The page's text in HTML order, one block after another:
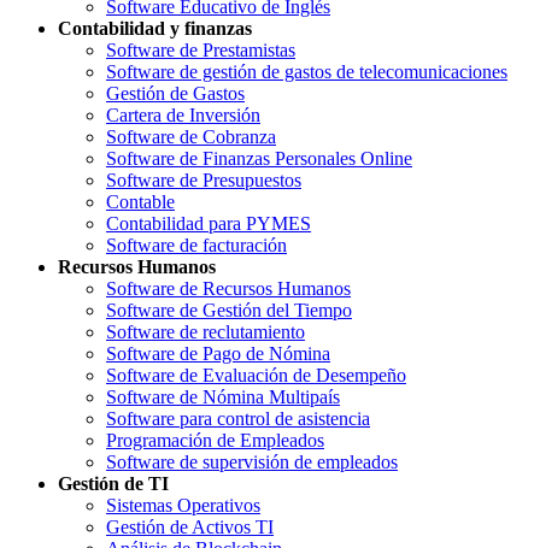
Software Educativo de Inglés
Contabilidad y finanzas
Software de Prestamistas
Software de gestión de gastos de telecomunicaciones
Gestión de Gastos
Cartera de Inversión
Software de Cobranza
Software de Finanzas Personales Online
Software de Presupuestos
Contable
Contabilidad para PYMES
Software de facturación
Recursos Humanos
Software de Recursos Humanos
Software de Gestión del Tiempo
Software de reclutamiento
Software de Pago de Nómina
Software de Evaluación de Desempeño
Software de Nómina Multipaís
Software para control de asistencia
Programación de Empleados
Software de supervisión de empleados
Gestión de TI
Sistemas Operativos
Gestión de Activos TI